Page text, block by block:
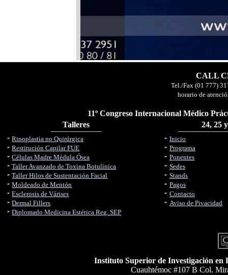
CALL
Tel./Fax (01 777)
horario de
11º Congreso Internacional Médico
Talleres
24, 25
Rinoplastia no Quirúrgica
Restitución Capilar FUE
Células Madre Médula Ósea
Taller Avanzado de Toxina Botulínica
Taller Hilos de Sustentación Facial
Moldeado de Mentón
Esclerosis de Várises
Dermal Fillers
Diplomado Medicina Estética Reg. SEP
Inicio
Programa
Ponentes
Sedes
Stands
Pagos
Contacto
Aviso de Pivacidad
Instituto Superior de Investigación
Cuauhtémoc #107 B Col.